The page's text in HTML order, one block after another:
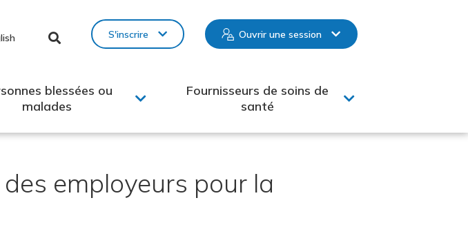
S'inscrire Ouvrir une session
blessées ou
malades
Fournisseurs de soins de
santé
employeurs pour la